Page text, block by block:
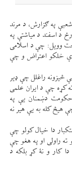
په ګزارش، د مرند
د اسفند د مياشتې په
وويل: چې د اسلامی
دې خلكو اعتراض و چې
څيزونه راغلل چې ډير
كړه چې د ايران علمی
دښمنان یې په
هیڅ كله به یې هير نه
دا خيال كولو چې
راولی او په هغو چې
كار و نۀ كړ بلكه د